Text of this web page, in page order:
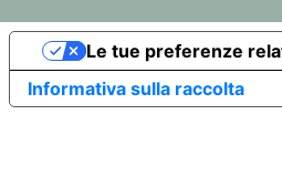
Informativa sulla raccolta
Le tue preferenze